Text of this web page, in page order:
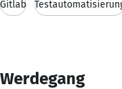
Gitlab
Werdegang